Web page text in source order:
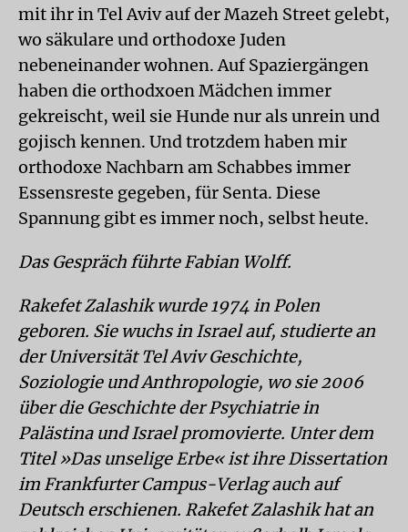
mit ihr in Tel Aviv auf der Mazeh Street gelebt,
wo säkulare und orthodoxe Juden
nebeneinander wohnen. Auf Spaziergängen
haben die orthodxoen Mädchen immer
gekreischt, weil sie Hunde nur als unrein und
gojisch kennen. Und trotzdem haben mir
orthodoxe Nachbarn am Schabbes immer
Essensreste gegeben, für Senta. Diese
Spannung gibt es immer noch, selbst heute.
Das Gespräch führte Fabian Wolff.
Rakefet Zalashik wurde 1974 in Polen
geboren. Sie wuchs in Israel auf, studierte an
der Universität Tel Aviv Geschichte,
Soziologie und Anthropologie, wo sie 2006
über die Geschichte der Psychiatrie in
Palästina und Israel promovierte. Unter dem
Titel »Das unselige Erbe« ist ihre Dissertation
im Frankfurter Campus-Verlag auch auf
Deutsch erschienen. Rakefet Zalashik hat an